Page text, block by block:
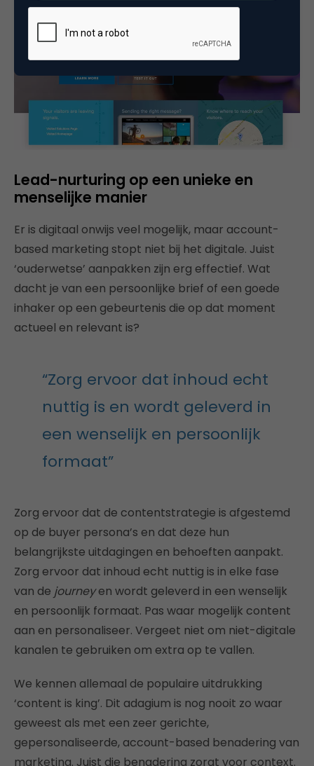
Lead-nurturing op een unieke en
menselijke manier
Er is digitaal onwijs veel mogelijk, maar account-
based marketing stopt niet bij het digitale. Juist
‘ouderwetse’ aanpakken zijn erg effectief. Wat
dacht je van een persoonlijke brief of een goede
inhaker op een gebeurtenis die op dat moment
actueel en relevant is?
“Zorg ervoor dat inhoud echt
nuttig is en wordt geleverd in
een wenselijk en persoonlijk
formaat”
Zorg ervoor dat de contentstrategie is afgestemd
op de buyer persona’s en dat deze hun
belangrijkste uitdagingen en behoeften aanpakt.
Zorg ervoor dat inhoud echt nuttig is in elke fase
van de journeyen wordt geleverd in een wenselijk
en persoonlijk formaat. Pas waar mogelijk content
aan en personaliseer. Vergeet niet om niet-digitale
kanalen te gebruiken om extra op te vallen.
We kennen allemaal de populaire uitdrukking
‘content is king’. Dit adagium is nog nooit zo waar
geweest als met een zeer gerichte,
gepersonaliseerde, account-based benadering van
marketing. Juist die benadering zorgt voor context.